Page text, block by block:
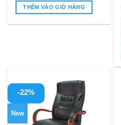
là:
2.500.000₫.
THÊM VÀO GIỎ HÀNG
-22%
New